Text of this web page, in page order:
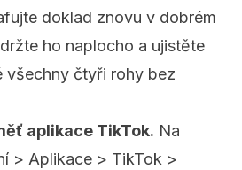
doklad znovu v dobrém
ho naplocho a ujistěte
všechny čtyři rohy bez
aplikace TikTok. Na
> Aplikace > TikTok >